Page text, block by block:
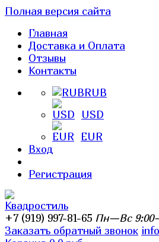
Полная версия сайта
Главная
Доставка и Оплата
Отзывы
Контакты
RUB
USD
EUR
Вход
Регистрация
+7 (919) 997-81-65 Пн—Вс
Заказать обратный звонок